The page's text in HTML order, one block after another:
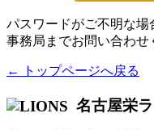
パスワードがご不明な場
事務局までお問い合わせ
← トップページへ戻る
名古屋栄